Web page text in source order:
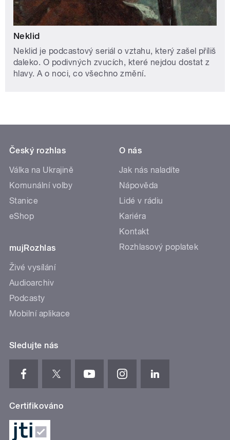
Neklid
Neklid je podcastový seriál o vztahu, který zašel příliš
daleko. O podivných zvucích, které nejdou dostat z
hlavy. A o noci, co všechno změní.
Český rozhlas
Válka na Ukrajině
Komunální volby
Stanice
eShop
mujRozhlas
Živé vysílání
Audioarchiv
Podcasty
Mobilní aplikace
O nás
Jak nás naladíte
Nápověda
Lidé v rádiu
Kariéra
Kontakt
Rozhlasový poplatek
Sledujte nás
Certifikováno